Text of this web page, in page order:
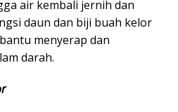
air kembali jernih dan
daun dan biji buah kelor
menyerap dan
darah.